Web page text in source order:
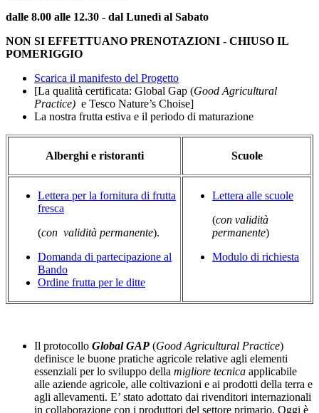
dalle 8.00 alle 12.30 - dal Lunedì al Sabato
NON SI EFFETTUANO PRENOTAZIONI - CHIUSO IL
POMERIGGIO
Scarica il manifesto del Progetto
[La qualità certificata: Global Gap (Good Agricultural
Practice) e Tesco Nature’s Choise]
La nostra frutta estiva e il periodo di maturazione
Alberghi e ristoranti Scuole
Lettera per la fornitura di frutta
fresca
(con validità permanente).
Domanda di partecipazione al
Bando
Ordine frutta per le ditte
Lettera alle scuole
(con validità
permanente)
Modulo di richiesta
Il protocollo Global GAP (Good Agricultural Practice)
definisce le buone pratiche agricole relative agli elementi
essenziali per lo sviluppo della migliore tecnica applicabile
alle aziende agricole, alle coltivazioni e ai prodotti della terra e
agli allevamenti. E’ stato adottato dai rivenditori internazionali
in collaborazione con i produttori del settore primario. Oggi è